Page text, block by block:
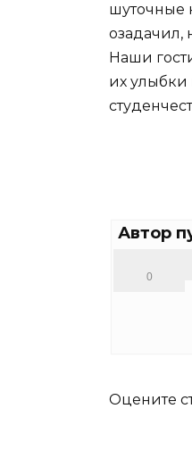
шуточные
озадачил,
Наши
их улыбки
Автор
0
Оцените